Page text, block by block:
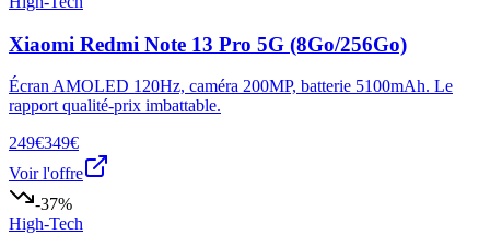
Xiaomi Redmi Note 13 Pro 5G (8Go/256Go)
Écran AMOLED 120Hz, caméra 200MP, batterie 5100mAh. Le
rapport qualité-prix imbattable.
249€349€
Voir l'offre
-37%
High-Tech